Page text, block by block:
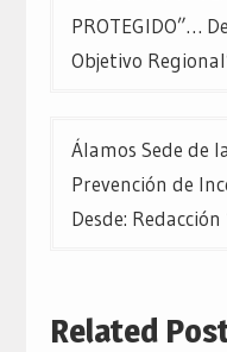
de
entradas
PROTEGIDO”…
Objetivo
Álamos Sede de
Prevención de
Desde:
Related